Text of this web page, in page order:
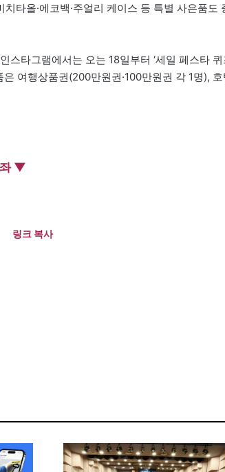
타올·에코백·주얼리 케이스 등 특별 사은품도
스타그램에서는 오는 18일부터 ‘세일 페스타 퀴
여행상품권(200만원권·100만원권 각 1명), 호
▼
링크 복사